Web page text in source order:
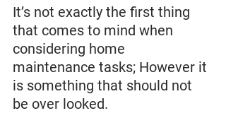
It’s not exactly the first thing
that comes to mind when
considering home
maintenance tasks; However it
is something that should not
be over looked.